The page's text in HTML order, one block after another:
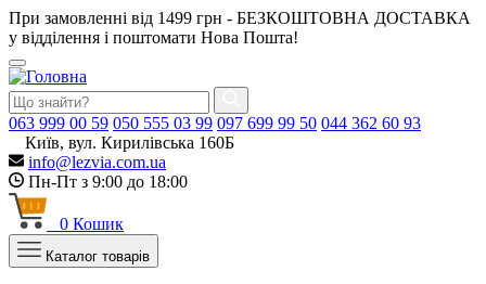
При замовленні від 1499 грн - БЕЗКОШТОВНА ДОСТАВКА
у відділення і поштомати Нова Пошта!
063 999 00 59 050 555 03 99 097 699 99 50 044 362 60 93
Київ, вул. Кирилівська 160Б
info@lezvia.com.ua
Пн-Пт з 9:00 до 18:00
0 Кошик
Каталог товарів